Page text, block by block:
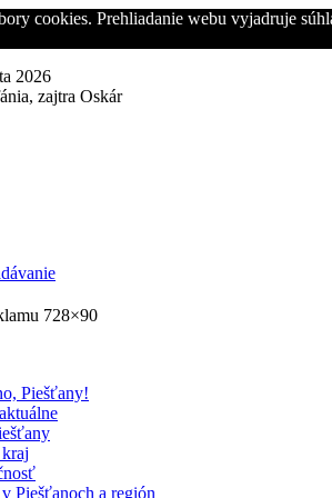
cookies. Prehliadanie webu vyjadruje
2026
zajtra Oskár
Piešťany!
Piešťanoch a región